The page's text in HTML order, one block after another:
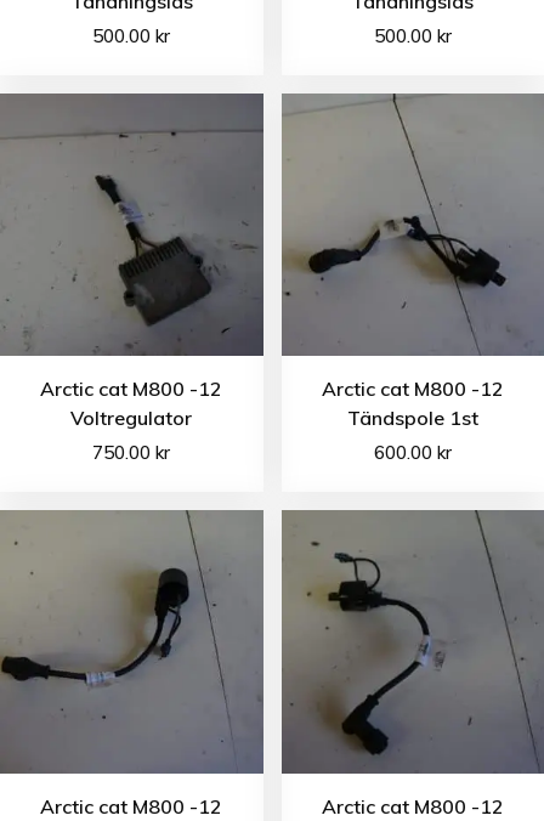
500.00kr 500.00 kr
Arctic cat M800 -12
Voltregulator
750.00kr
Arctic cat M800 -12
Tändspole 1st
600.00 kr
Arctic cat M800 -12
Arctic cat M800 -12